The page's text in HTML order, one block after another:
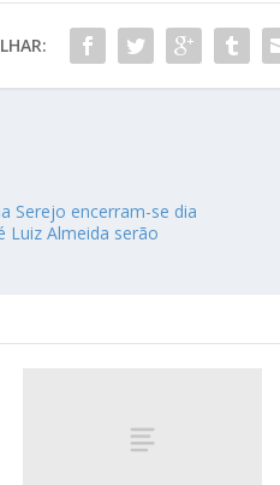
Serejo encerram-se dia
Luiz Almeida serão